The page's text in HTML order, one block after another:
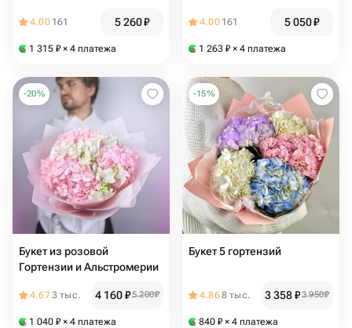
4.00 161 5 260₽
1 315 ₽ × 4 платежа
4.00 161 5 050₽
1 263 ₽ × 4 платежа
-20%
Букет из розовой
Гортензии и Альстромерии
4.673 тыс. 4 160₽5 200₽
1 040 ₽ × 4 платежа
-15%
Букет 5 гортензий
4.868 тыс. 3 358₽3 950₽
840 ₽ × 4 платежа